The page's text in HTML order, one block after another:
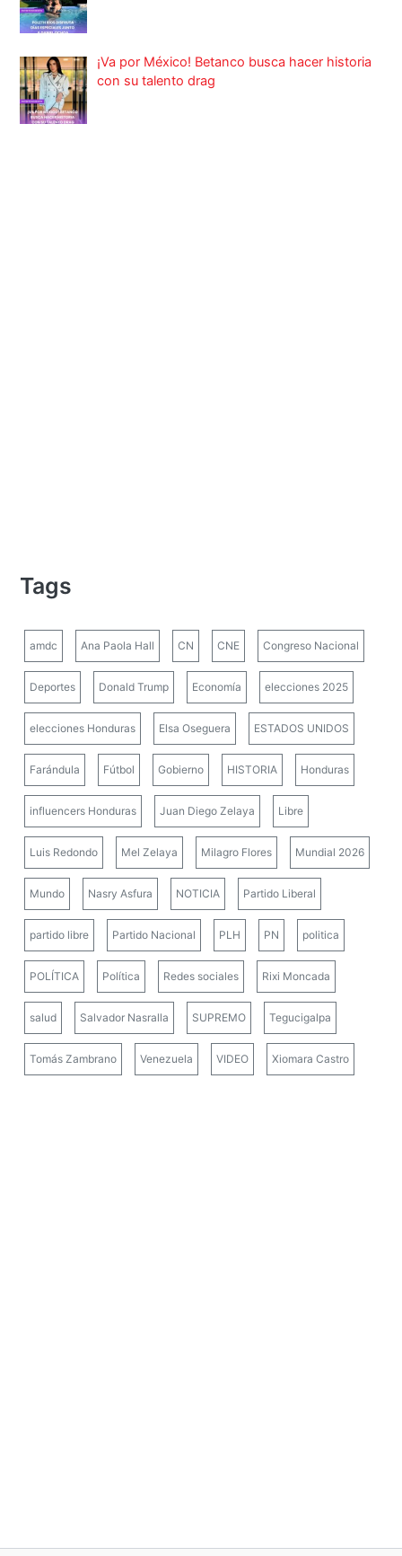
¡Va por México! Betanco busca hacer historia
con su talento drag
Tags
amdc Ana Paola Hall CN CNE Congreso Nacional
Deportes Donald Trump Economía elecciones 2025
elecciones Honduras Elsa Oseguera ESTADOS UNIDOS
Farándula Fútbol Gobierno HISTORIA Honduras
influencers Honduras Juan Diego Zelaya Libre
Luis Redondo Mel Zelaya Milagro Flores Mundial 2026
Mundo Nasry Asfura NOTICIA Partido Liberal
partido libre Partido Nacional PLH PN politica
POLÍTICA Política Redes sociales Rixi Moncada
salud Salvador Nasralla SUPREMO Tegucigalpa
Tomás Zambrano Venezuela VIDEO Xiomara Castro